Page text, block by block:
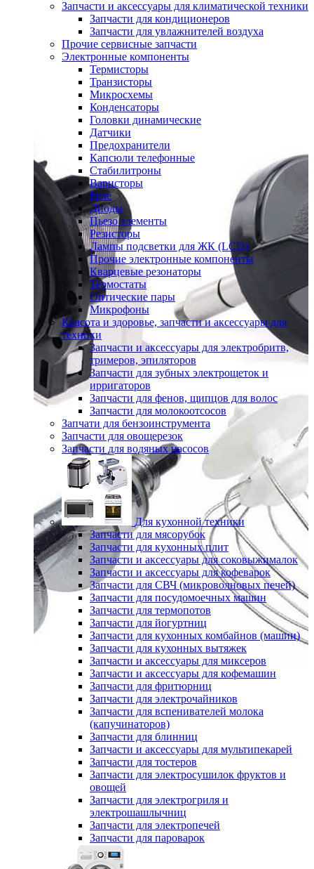
Запчасти и аксессуары для климатической техники
Запчасти для кондиционеров
Запчасти для увлажнителей воздуха
Прочие сервисные запчасти
Электронные компоненты
Термисторы
Транзисторы
Микросхемы
Конденсаторы
Головки динамические
Датчики
Предохранители
Капсюли телефонные
Стабилитроны
Варисторы
Реле
Диоды
Пьезо элементы
Резисторы
Лампы подсветки для ЖК (LCD)
Прочие электронные компоненты
Кварцевые резонаторы
Термостаты
Оптические пары
Микрофоны
Красота и здоровье, запчасти и аксессуары для
техники
Запчасти и аксессуары для электробритв,
тримеров, эпиляторов
Запчасти для зубных электрощеток и
ирригаторов
Запчасти для фенов, щипцов для волос
Запчасти для молокоотсосов
Запчати для бензоинструмента
Запчасти для овощерезок
Запчасти для водяных насосов
Для кухонной техники
Запчасти для мясорубок
Запчасти для кухонных плит
Запчасти и аксессуары для соковыжималок
Запчасти и аксессуары для кофеварок
Запчасти для СВЧ (микроволновых печей)
Запчасти для посудомоечных машин
Запчасти для термопотов
Запчасти для йогуртниц
Запчасти для кухонных комбайнов (машин)
Запчасти для кухонных вытяжек
Запчасти и аксессуары для миксеров
Запчасти и аксессуары для кофемашин
Запчасти для фритюрниц
Запчасти для электрочайников
Запчасти для вспенивателей молока
(капучинаторов)
Запчасти для блинниц
Запчасти и аксессуары для мультипекарей
Запчасти для тостеров
Запчасти для электросушилок фруктов и
овощей
Запчасти для электрогриля и
электрошашлычниц
Запчасти для электропечей
Запчасти для пароварок